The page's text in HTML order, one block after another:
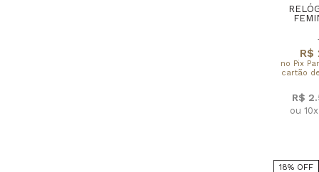
R$
no Pix
cartão
R$
ou
18% OFF